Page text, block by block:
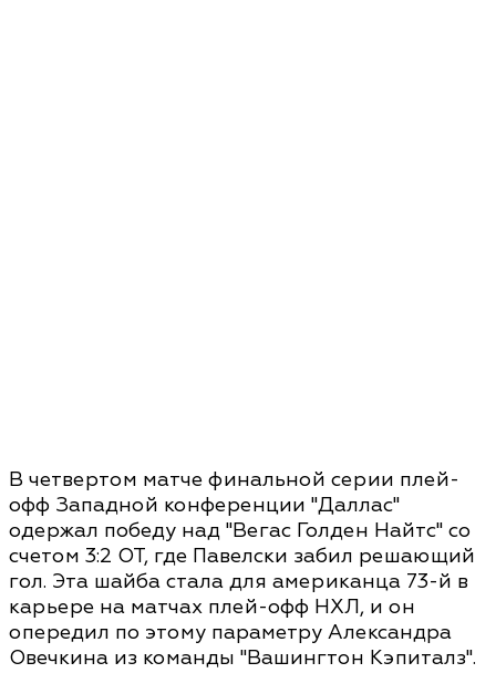
В четвертом матче финальной серии плей-
офф Западной конференции "Даллас"
одержал победу над "Вегас Голден Найтс" со
счетом 3:2 ОТ, где Павелски забил решающий
гол. Эта шайба стала для американца 73-й в
карьере на матчах плей-офф НХЛ, и он
опередил по этому параметру Александра
Овечкина из команды "Вашингтон Кэпиталз".